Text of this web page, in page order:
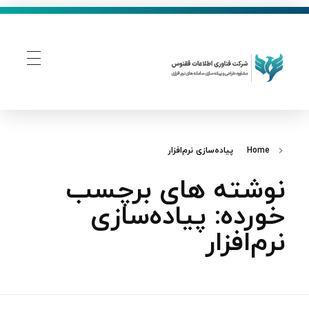
Home پیاده‌سازی نرم‌افزار
نوشته های برچسب
خورده: پیاده‌سازی
نرم‌افزار